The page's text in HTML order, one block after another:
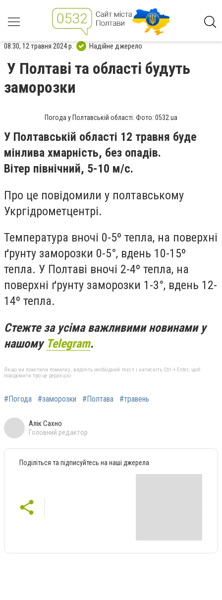
08:30, 12 травня 2024 р. Надійне джерело
У Полтаві та області будуть
заморозки
Погода у Полтавській області. Фото: 0532.ua
У Полтавській області 12 травня буде
мінлива хмарність, без опадів.
Вітер північний, 5-10 м/с.
Про це повідомили у полтавському
Укргідрометцентрі.
Температура вночі 0-5º тепла, на поверхні
ґрунту заморозки 0-5°, вдень 10-15º
тепла. У Полтаві вночі 2-4º тепла, на
поверхні ґрунту заморозки 1-3°, вдень 12-
14º тепла.
Стежте за усіма важливими новинами у
нашому Telegram.
Якщо ви помітили помилку, виділіть необхідний текст і натисніть Ctrl + Enter, щоб
повідомити про це редакцію
#Погода #заморозки #Полтава #травень
Алік Сахно
Головний редактор
Поділіться та підписуйтесь на наші джерела